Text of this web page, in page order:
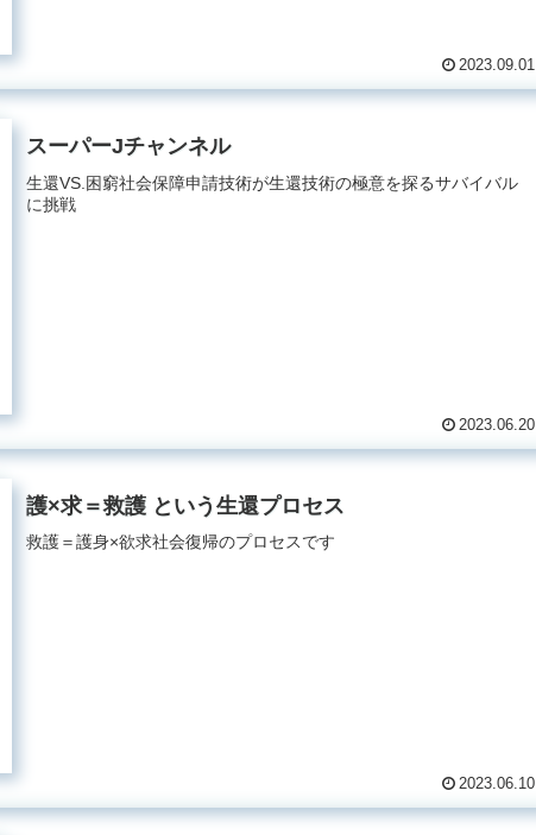
2023.09.01
スーパーJチャンネル
生還VS.困窮社会保障申請技術が生還技術の極意を探るサバイバル
に挑戦
2023.06.20
護×求＝救護 という生還プロセス
救護＝護身×欲求社会復帰のプロセスです
2023.06.10